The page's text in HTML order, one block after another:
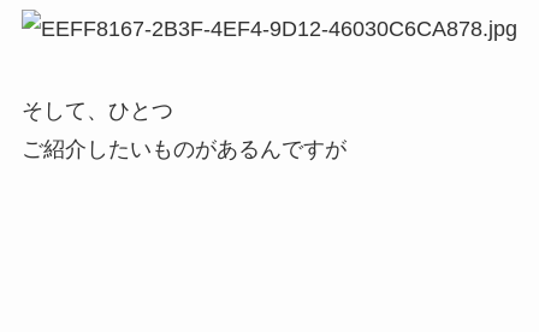
そして、ひとつ
ご紹介したいものがあるんですが